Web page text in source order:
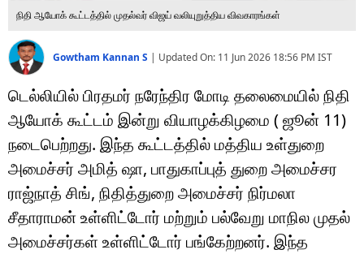
நிதி ஆயோக் கூட்டத்தில் முதல்வர் விஜய் வலியுறுத்திய விவகாரங்கள்
Gowtham Kannan S | Updated On: 11 Jun 2026 18:56 PM IST
டெல்லியில் பிரதமர் நரேந்திர மோடி தலைமையில் நிதி
ஆயோக் கூட்டம் இன்று வியாழக்கிழமை ( ஜூன் 11)
நடைபெற்றது. இந்த கூட்டத்தில் மத்திய உள்துறை
அமைச்சர் அமித் ஷா, பாதுகாப்புத் துறை அமைச்சர
ராஜ்நாத் சிங், நிதித்துறை அமைச்சர் நிர்மலா
சீதாராமன் உள்ளிட்டோர் மற்றும் பல்வேறு மாநில முதல்
அமைச்சர்கள் உள்ளிட்டோர் பங்கேற்றனர். இந்த